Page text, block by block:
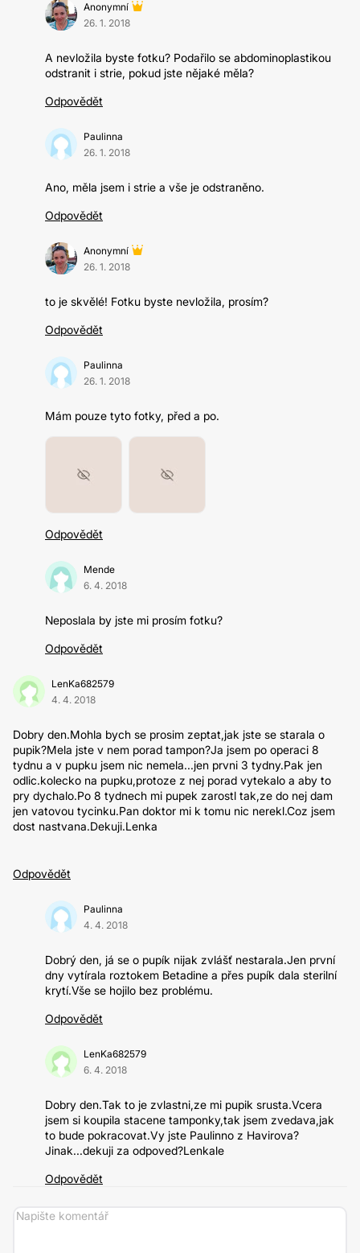
Anonymní
26. 1. 2018
A nevložila byste fotku? Podařilo se abdominoplastikou
odstranit i strie, pokud jste nějaké měla?
Odpovědět
Paulinna
26. 1. 2018
Ano, měla jsem i strie a vše je odstraněno.
Odpovědět
Anonymní
26. 1. 2018
to je skvělé! Fotku byste nevložila, prosím?
Odpovědět
Paulinna
26. 1. 2018
Mám pouze tyto fotky, před a po.
Odpovědět
Mende
6. 4. 2018
Neposlala by jste mi prosím fotku?
Odpovědět
LenKa682579
4. 4. 2018
Dobry den.Mohla bych se prosim zeptat,jak jste se starala o
pupik?Mela jste v nem porad tampon?Ja jsem po operaci 8
tydnu a v pupku jsem nic nemela...jen prvni 3 tydny.Pak jen
odlic.kolecko na pupku,protoze z nej porad vytekalo a aby to
pry dychalo.Po 8 tydnech mi pupek zarostl tak,ze do nej dam
jen vatovou tycinku.Pan doktor mi k tomu nic nerekl.Coz jsem
dost nastvana.Dekuji.Lenka
Odpovědět
Paulinna
4. 4. 2018
Dobrý den, já se o pupík nijak zvlášť nestarala.Jen první
dny vytírala roztokem Betadine a přes pupík dala sterilní
krytí.Vše se hojilo bez problému.
Odpovědět
LenKa682579
6. 4. 2018
Dobry den.Tak to je zvlastni,ze mi pupik srusta.Vcera
jsem si koupila stacene tamponky,tak jsem zvedava,jak
to bude pokracovat.Vy jste Paulinno z Havirova?
Jinak...dekuji za odpoved?Lenkale
Odpovědět